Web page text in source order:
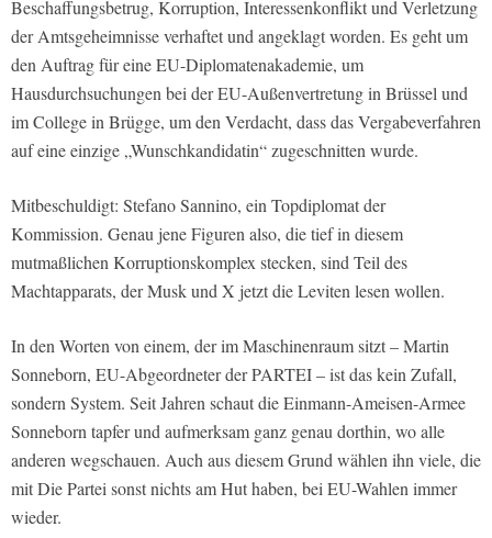
Beschaffungsbetrug, Korruption, Interessenkonflikt und Verletzung
der Amtsgeheimnisse verhaftet und angeklagt worden. Es geht um
den Auftrag für eine EU-Diplomatenakademie, um
Hausdurchsuchungen bei der EU-Außenvertretung in Brüssel und
im College in Brügge, um den Verdacht, dass das Vergabeverfahren
auf eine einzige „Wunschkandidatin“ zugeschnitten wurde.
Mitbeschuldigt: Stefano Sannino, ein Topdiplomat der
Kommission. Genau jene Figuren also, die tief in diesem
mutmaßlichen Korruptionskomplex stecken, sind Teil des
Machtapparats, der Musk und X jetzt die Leviten lesen wollen.
In den Worten von einem, der im Maschinenraum sitzt – Martin
Sonneborn, EU-Abgeordneter der PARTEI – ist das kein Zufall,
sondern System. Seit Jahren schaut die Einmann-Ameisen-Armee
Sonneborn tapfer und aufmerksam ganz genau dorthin, wo alle
anderen wegschauen. Auch aus diesem Grund wählen ihn viele, die
mit Die Partei sonst nichts am Hut haben, bei EU-Wahlen immer
wieder.